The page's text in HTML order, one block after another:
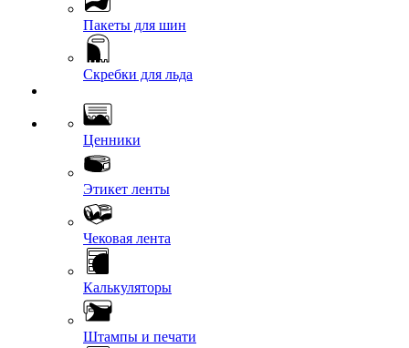
Пакеты для шин
Скребки для льда
Ценники
Этикет ленты
Чековая лента
Калькуляторы
Штампы и печати